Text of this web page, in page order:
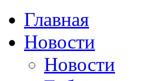
Главная
Новости
Новости